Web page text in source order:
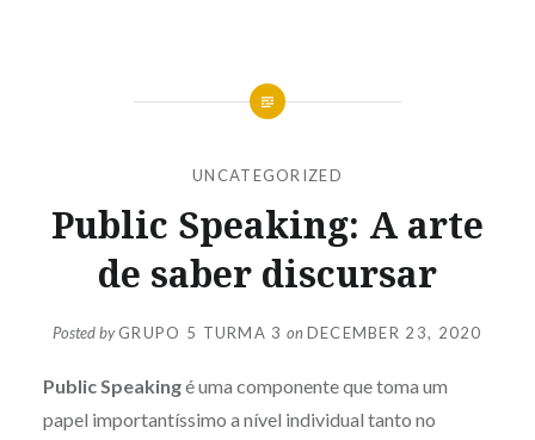
UNCATEGORIZED
Public Speaking: A arte
de saber discursar
Posted byGRUPO 5 TURMA 3 onDECEMBER 23, 2020
Public Speakingé uma componente que toma um
papel importantíssimo a nível individual tanto no